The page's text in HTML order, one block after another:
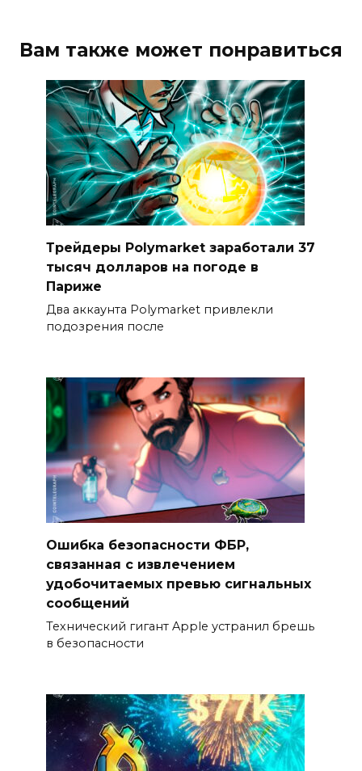
Вам также может понравиться
Трейдеры Polymarket заработали 37
тысяч долларов на погоде в
Париже
Два аккаунта Polymarket привлекли
подозрения после
Ошибка безопасности ФБР,
связанная с извлечением
удобочитаемых превью сигнальных
сообщений
Технический гигант Apple устранил брешь
в безопасности